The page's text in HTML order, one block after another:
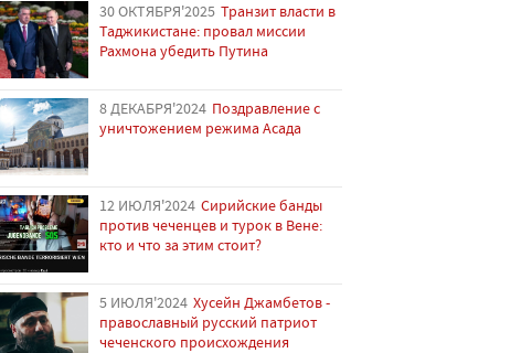
30 ОКТЯБРЯ'2025 Транзит власти в
Таджикистане: провал миссии
Рахмона убедить Путина
8 ДЕКАБРЯ'2024 Поздравление с
уничтожением режима Асада
12 ИЮЛЯ'2024 Сирийские банды
против чеченцев и турок в Вене:
кто и что за этим стоит?
5 ИЮЛЯ'2024 Хусейн Джамбетов -
православный русский патриот
чеченского происхождения